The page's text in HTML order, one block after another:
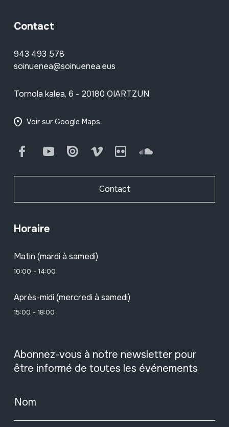
Contact
943 493 578
soinuenea@soinuenea.eus
Tornola kalea, 6 - 20180 OIARTZUN
Voir sur Google Maps
FacebookYoutube Issuu Vimeo Flickr SoundCloud
Contact
Horaire
Matin (mardi à samedi)
10:00 - 14:00
Après-midi (mercredi à samedi)
15:00 - 18:00
Abonnez-vous à notre newsletter pour
être informé de toutes les événements
Nom